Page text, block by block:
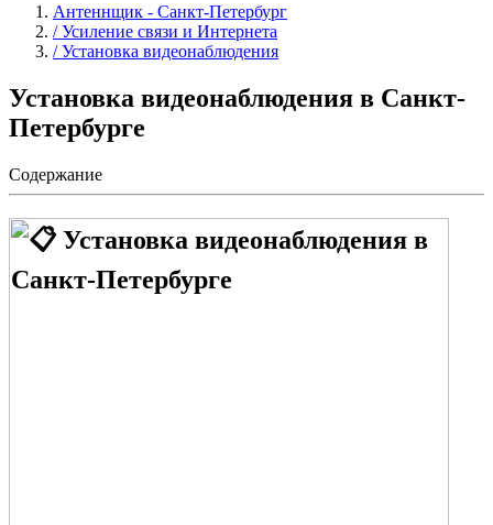
Антеннщик - Санкт-Петербург
/ Усиление связи и Интернета
/ Установка видеонаблюдения
Установка видеонаблюдения в Санкт-
Петербурге
Содержание